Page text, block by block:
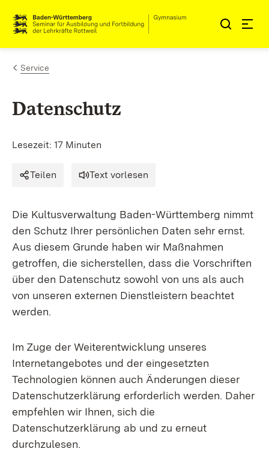
Zum Inhalt springen
Link zur Startseite
Service
Datenschutz
Lesezeit: 17 Minuten
Teilen Text vorlesen
Die Kultusverwaltung Baden-Württemberg nimmt
den Schutz Ihrer persönlichen Daten sehr ernst.
Aus diesem Grunde haben wir Maßnahmen
getroffen, die sicherstellen, dass die Vorschriften
über den Datenschutz sowohl von uns als auch
von unseren externen Dienstleistern beachtet
werden.
Im Zuge der Weiterentwicklung unseres
Internetangebotes und der eingesetzten
Technologien können auch Änderungen dieser
Datenschutzerklärung erforderlich werden. Daher
empfehlen wir Ihnen, sich die
Datenschutzerklärung ab und zu erneut
durchzulesen.